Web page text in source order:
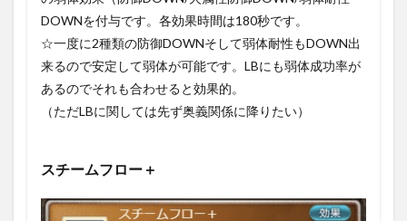
DOWNを付与です。各効果時間は180秒です。
☆一度に2種類の防御DOWNそして弱体耐性もDOWN出
来るので安定して弱体が可能です。LBにも弱体成功率が
あるのでそれも合わせると効果的。
（ただLBに関しては先ず奥義関係に降りたい）
スチームフロー＋